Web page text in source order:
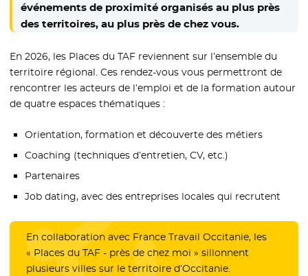
événements de proximité organisés au plus près
des territoires, au plus près de chez vous.
En 2026, les Places du TAF reviennent sur l’ensemble du
territoire régional. Ces rendez-vous vous permettront de
rencontrer les acteurs de l’emploi et de la formation autour
de quatre espaces thématiques :
Orientation, formation et découverte des métiers
Coaching (techniques d’entretien, CV, etc.)
Partenaires
Job dating, avec des entreprises locales qui recrutent
En collaboration avec France Travail Occitanie, les
« Places du TAF - près de chez moi » sillonnent
plusieurs villes sur le territoire d’Occitanie.